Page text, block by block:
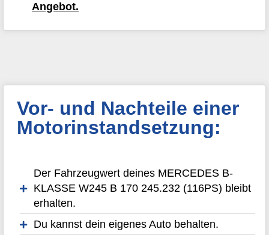
Angebot.
Vor- und Nachteile einer
Motorinstandsetzung:
Der Fahrzeugwert deines MERCEDES B-
KLASSE W245 B 170 245.232 (116PS) bleibt
erhalten.
Du kannst dein eigenes Auto behalten.